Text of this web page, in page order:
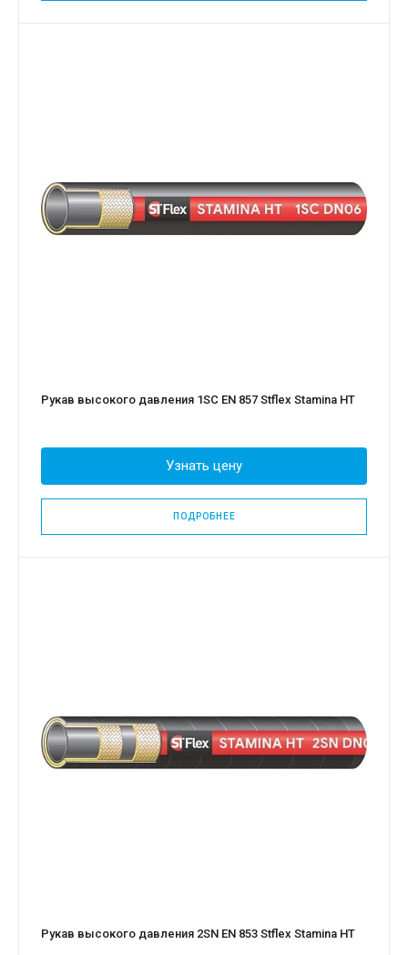
Рукав высокого давления 1SС EN 857 Stflex Stamina HT
Узнать цену
ПОДРОБНЕЕ
Рукав высокого давления 2SN EN 853 Stflex Stamina HT